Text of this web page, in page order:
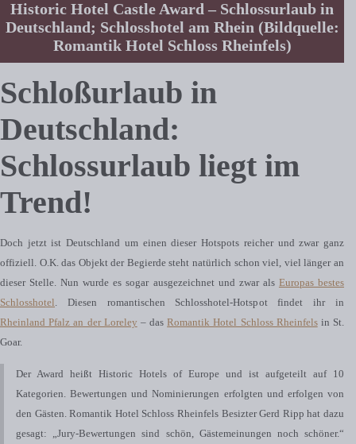
Historic Hotel Castle Award – Schlossurlaub in
Deutschland; Schlosshotel am Rhein (Bildquelle:
Romantik Hotel Schloss Rheinfels)
Schloßurlaub in
Deutschland:
Schlossurlaub liegt im
Trend!
Doch jetzt ist Deutschland um einen dieser Hotspots reicher und zwar ganz
offiziell. O.K. das Objekt der Begierde steht natürlich schon viel, viel länger an
dieser Stelle. Nun wurde es sogar ausgezeichnet und zwar als Europas bestes
Schlosshotel . Diesen romantischen Schlosshotel-Hotspot findet ihr in
Rheinland Pfalz an der Loreley – dasRomantik Hotel Schloss Rheinfelsin St.
Goar.
Der Award heißt Historic Hotels of Europe und ist aufgeteilt auf 10
Kategorien. Bewertungen und Nominierungen erfolgten und erfolgen von
den Gästen. Romantik Hotel Schloss Rheinfels Besizter Gerd Ripp hat dazu
gesagt: „Jury-Bewertungen sind schön, Gästemeinungen noch schöner.“